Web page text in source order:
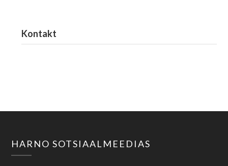
Kontakt
HARNO SOTSIAALMEEDIAS